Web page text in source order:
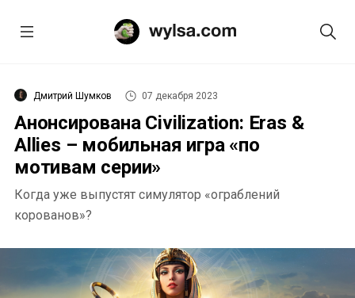
Дмитрий Шумков 07 декабря 2023
Анонсирована Civilization: Eras &
Allies – мобильная игра «по
мотивам серии»
Когда уже выпустят симулятор «ограблений
корованов»?